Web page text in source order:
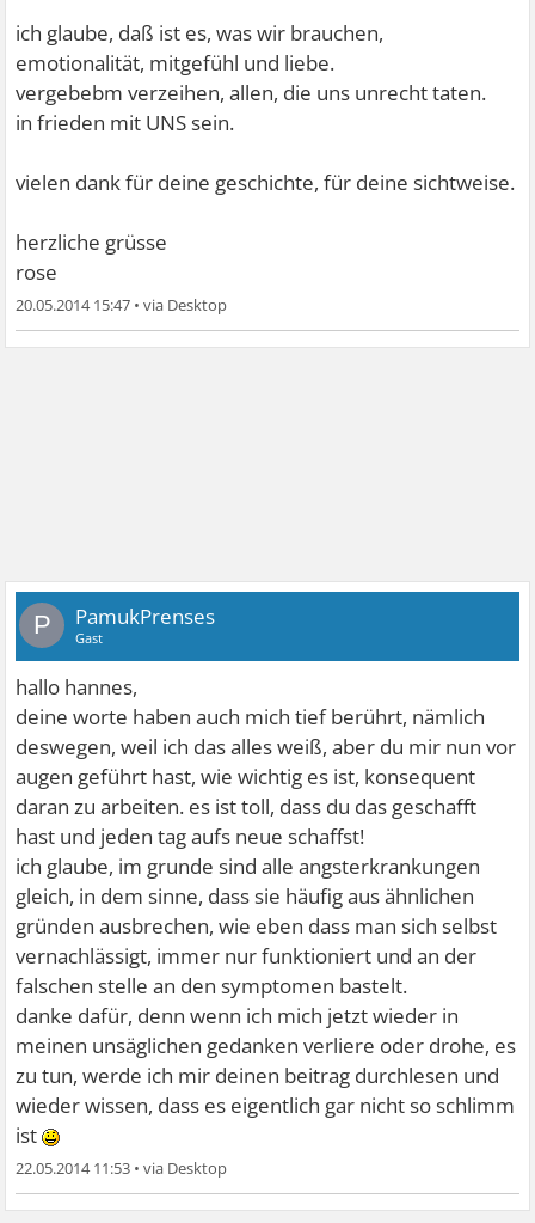
ich glaube, daß ist es, was wir brauchen,
emotionalität, mitgefühl und liebe.
vergebebm verzeihen, allen, die uns unrecht taten.
in frieden mit UNS sein.
vielen dank für deine geschichte, für deine sichtweise.
herzliche grüsse
rose
20.05.2014 15:47 •
P PamukPrenses
Gast
hallo hannes,
deine worte haben auch mich tief berührt, nämlich
deswegen, weil ich das alles weiß, aber du mir nun vor
augen geführt hast, wie wichtig es ist, konsequent
daran zu arbeiten. es ist toll, dass du das geschafft
hast und jeden tag aufs neue schaffst!
ich glaube, im grunde sind alle angsterkrankungen
gleich, in dem sinne, dass sie häufig aus ähnlichen
gründen ausbrechen, wie eben dass man sich selbst
vernachlässigt, immer nur funktioniert und an der
falschen stelle an den symptomen bastelt.
danke dafür, denn wenn ich mich jetzt wieder in
meinen unsäglichen gedanken verliere oder drohe, es
zu tun, werde ich mir deinen beitrag durchlesen und
wieder wissen, dass es eigentlich gar nicht so schlimm
ist
22.05.2014 11:53 •